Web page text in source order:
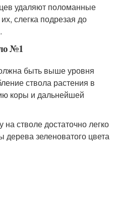
удаляют поломанные
слегка подрезая до
№1
быть выше уровня
ствола растения в
коры и дальнейшей
стволе достаточно легко
дерева зеленоватого цвета